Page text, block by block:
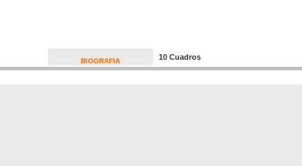
BIOGRAFIA 10 Cuadros